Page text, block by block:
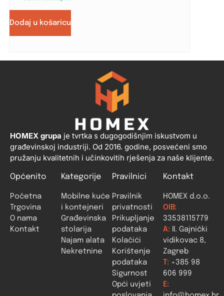
Dodaj u košaricu
HOMEX grupa je tvrtka s dugogodišnjim iskustvom u
građevinskoj industriji. Od 2016. godine, posvećeni smo
pružanju kvalitetnih i učinkovitih rješenja za naše klijente.
Općenito
Početna
Trgovina
O nama
Kontakt
Kategorije
Mobilne kuće
i kontejneri
Građevinska
stolarija
Najam alata
Nekretnine
Pravilnici
Pravilnik
privatnosti
Prikupljanje
podataka
Kolačići
Korištenje
podataka
Sigurnost
Opći uvjeti
Kontakt
HOMEX d.o.o.
OIB:
33538115779
A: II. Gajnički
vidikovac 8,
Zagreb
T: +385 98
606 999
E: